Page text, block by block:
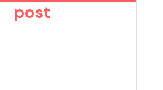
post